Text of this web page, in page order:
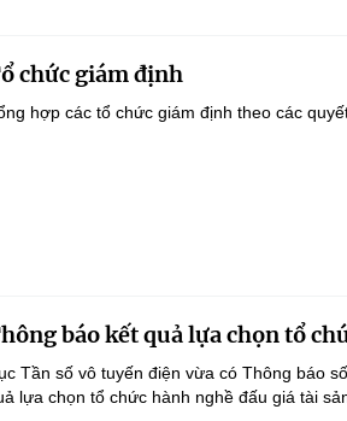
chức giám định
hợp các tổ chức giám định theo các
báo kết quả lựa chọn tổ
Tần số vô tuyến điện vừa có Thông báo
lựa chọn tổ chức hành nghề đấu giá tài